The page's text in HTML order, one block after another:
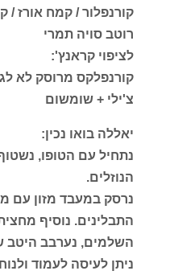
רוטב סויה תמרי
לציפוי קראנץ':
קורנפלקס מרוסק לא
צ'ילי + שומשום
יאללה בואו נכין:
נתחיל עם הטופו,
הנוזלים.
נרסק במעבד מזון עם
התבלינים. נוסיף
השלמים, נערבב היטב
ניתן לעיסה לעמוד